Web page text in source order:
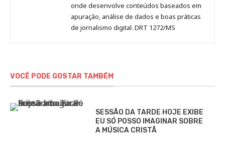
onde desenvolve conteúdos baseados em
apuração, análise de dados e boas práticas
de jornalismo digital. DRT 1272/MS
VOCÊ PODE GOSTAR TAMBÉM
SESSÃO DA TARDE HOJE EXIBE
EU SÓ POSSO IMAGINAR SOBRE
A MÚSICA CRISTÃ